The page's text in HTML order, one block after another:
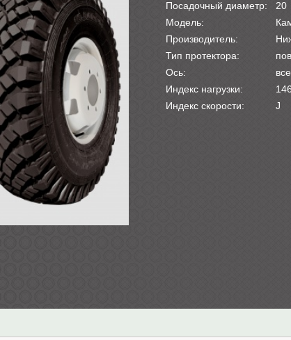
Посадочный диаметр:
20
Модель:
Производитель:
Тип протектора:
Ось:
Индекс нагрузки:
Индекс скорости:
J